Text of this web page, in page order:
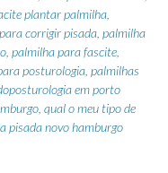
plantar palmilha
corrigir pisada palmilha
palmilha para fascite
posturologia palmilhas
em porto
qual o meu tipo de
pisada novo hamburgo